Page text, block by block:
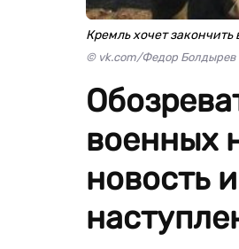
Кремль хочет
© vk.com/Федор Болдырев
военных
новость